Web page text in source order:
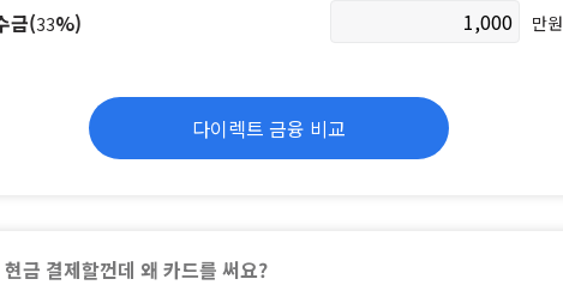
금(33%) 만원
다이렉트 금융 비교
현금 결제할껀데 왜 카드를 써요?